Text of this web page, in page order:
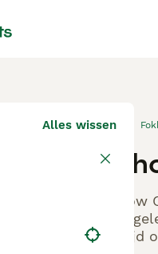
Alles wissen
altijd